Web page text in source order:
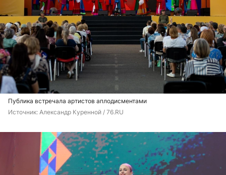
Публика встречала артистов аплодисментами
Источник: Александр Куренной / 76.RU